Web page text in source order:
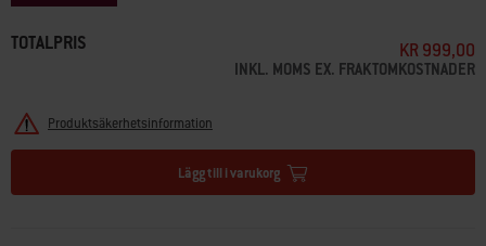
TOTALPRIS KR 999,00
INKL. MOMS EX. FRAKTOMKOSTNADER
Produktsäkerhetsinformation
Lägg till i varukorg